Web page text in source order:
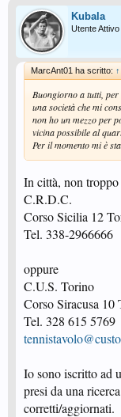
Kubala
Utente Attivo
MarcAnt01 ha scritto: ↑
Buongiorno a tutti,
una società che mi
non ho un mezzo per
vicina possibile al
Per il momento mi è
In città, non
C.R.D.C.
Corso Sicilia 12
Tel. 338-2966666
oppure
C.U.S. Torino
Corso Siracusa 10
Tel. 328 615 5769
Io sono iscritto ad
presi da una
corretti/aggiornati.